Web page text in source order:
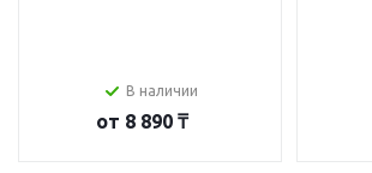
В наличии
от 8 890 ₸